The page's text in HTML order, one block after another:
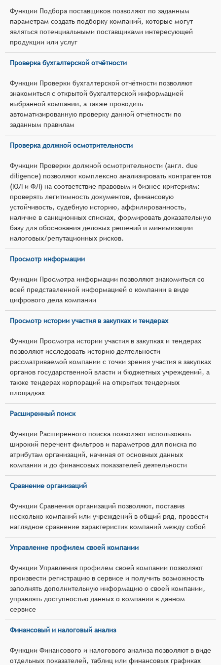
Функции Подбора поставщиков позволяют по заданным
параметрам создать подборку компаний, которые могут
являться потенциальными поставщиками интересующей
продукции или услуг
Проверка бухгалтерской отчётности
Функции Проверки бухгалтерской отчётности позволяют
знакомиться с открытой бухгалтерской информацией
выбранной компании, а также проводить
автоматизированную проверку данной отчётности по
заданным правилам
Проверка должной осмотрительности
Функции Проверки должной осмотрительности (англ. due
diligence) позволяют комплексно анализировать контрагентов
(ЮЛ и ФЛ) на соответствие правовым и бизнес‑критериям:
проверять легитимность документов, финансовую
устойчивость, судебную историю, аффилированность,
наличие в санкционных списках, формировать доказательную
базу для обоснования деловых решений и минимизации
налоговых/репутационных рисков.
Просмотр информации
Функции Просмотра информации позволяют знакомиться со
всей представленной информацией о компании в виде
цифрового дела компании
Просмотр истории участия в закупках и тендерах
Функции Просмотра истории участия в закупках и тендерах
позволяют исследовать историю деятельности
рассматриваемой компании с точки зрения участия в закупках
органов государственной власти и бюджетных учреждений, а
также тендерах корпораций на открытых тендерных
площадках
Расширенный поиск
Функции Расширенного поиска позволяют использовать
широкий перечент фильтров и параметров для поиска по
атрибутам организаций, начиная от основных данных
компании и до финансовых показателей деятельности
Сравнение организаций
Функции Сравнения организаций позволяют, поставив
несколько компаний или учреждений в общий ряд, провести
наглядное сравнение характеристик компаний между собой
Управление профилем своей компании
Функции Управления профилем своей компании позволяют
произвести регистрацию в сервисе и получить возможность
заполнять дополнительную информацию о своей компании,
управлять доступностью данных о компании в данном
сервисе
Финансовый и налоговый анализ
Функции Финансового и налогового анализа позволяют в виде
отдельных показателей, таблиц или финансовых графиках